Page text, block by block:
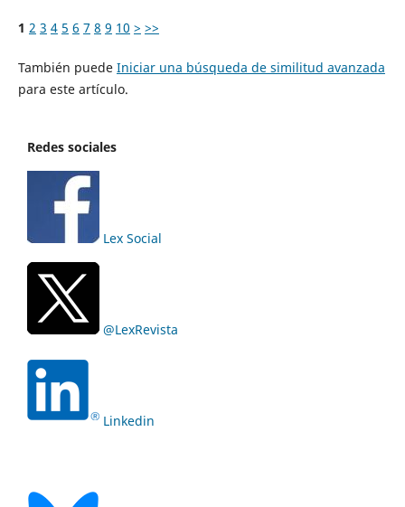
1 2 3 4 5 6 7 8 9 10 > >>
También puede Iniciar una búsqueda de similitud avanzada
para este artículo.
Redes sociales
Lex Social
@LexRevista
Linkedin